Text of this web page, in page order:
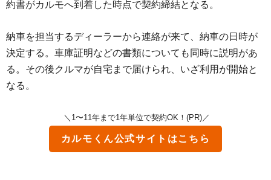
約書がカルモへ到着した時点で契約締結となる。
納車を担当するディーラーから連絡が来て、納車の日時が
決定する。車庫証明などの書類についても同時に説明があ
る。その後クルマが自宅まで届けられ、いざ利用が開始と
なる。
＼1〜11年まで1年単位で契約OK！(PR)／
カルモくん公式サイトはこちら